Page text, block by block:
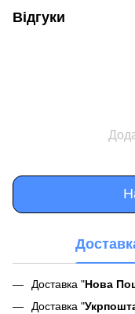
Відгуки
Доставка "Нова
Доставка "